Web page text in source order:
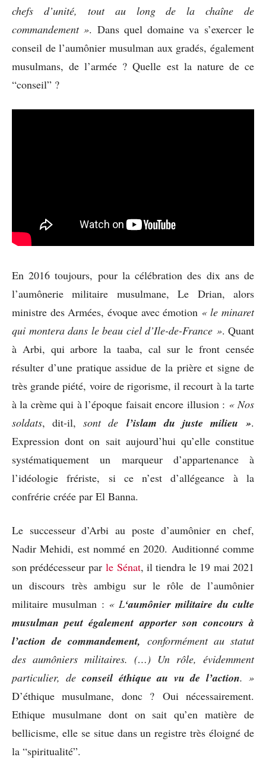
chefs d’unité, tout au long de la chaîne de
commandement ». Dans quel domaine va s’exercer le
conseil de l’aumônier musulman aux gradés, également
musulmans, de l’armée ? Quelle est la nature de ce
“conseil” ?
En 2016 toujours, pour la célébration des dix ans de
l’aumônerie militaire musulmane, Le Drian, alors
ministre des Armées, évoque avec émotion « le minaret
qui montera dans le beau ciel d’Ile-de-France ». Quant
à Arbi, qui arbore la taaba, cal sur le front censée
résulter d’une pratique assidue de la prière et signe de
très grande piété, voire de rigorisme, il recourt à la tarte
à la crème qui à l’époque faisait encore illusion : « Nos
soldats, dit-il,sont de l’islam du juste milieu ».
Expression dont on sait aujourd’hui qu’elle constitue
systématiquement un marqueur d’appartenance à
l’idéologie frériste, si ce n’est d’allégeance à la
confrérie créée par El Banna.
Le successeur d’Arbi au poste d’aumônier en chef,
Nadir Mehidi, est nommé en 2020. Auditionné comme
son prédécesseur parle Sénat, il tiendra le 19 mai 2021
un discours très ambigu sur le rôle de l’aumônier
militaire musulman : « L‘aumônier militaire du culte
musulman peut également apporter son concours à
l’action de commandement, conformément au statut
des aumôniers militaires. (…) Un rôle, évidemment
particulier, de conseil éthique au vu de l’action. »
D’éthique musulmane, donc ? Oui nécessairement.
Ethique musulmane dont on sait qu’en matière de
bellicisme, elle se situe dans un registre très éloigné de
la “spiritualité”.